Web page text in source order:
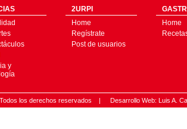
y
2URPI
Home
Regístrate
Post de usuarios
Home
los derechos reservados | Desarrollo Web: Luis